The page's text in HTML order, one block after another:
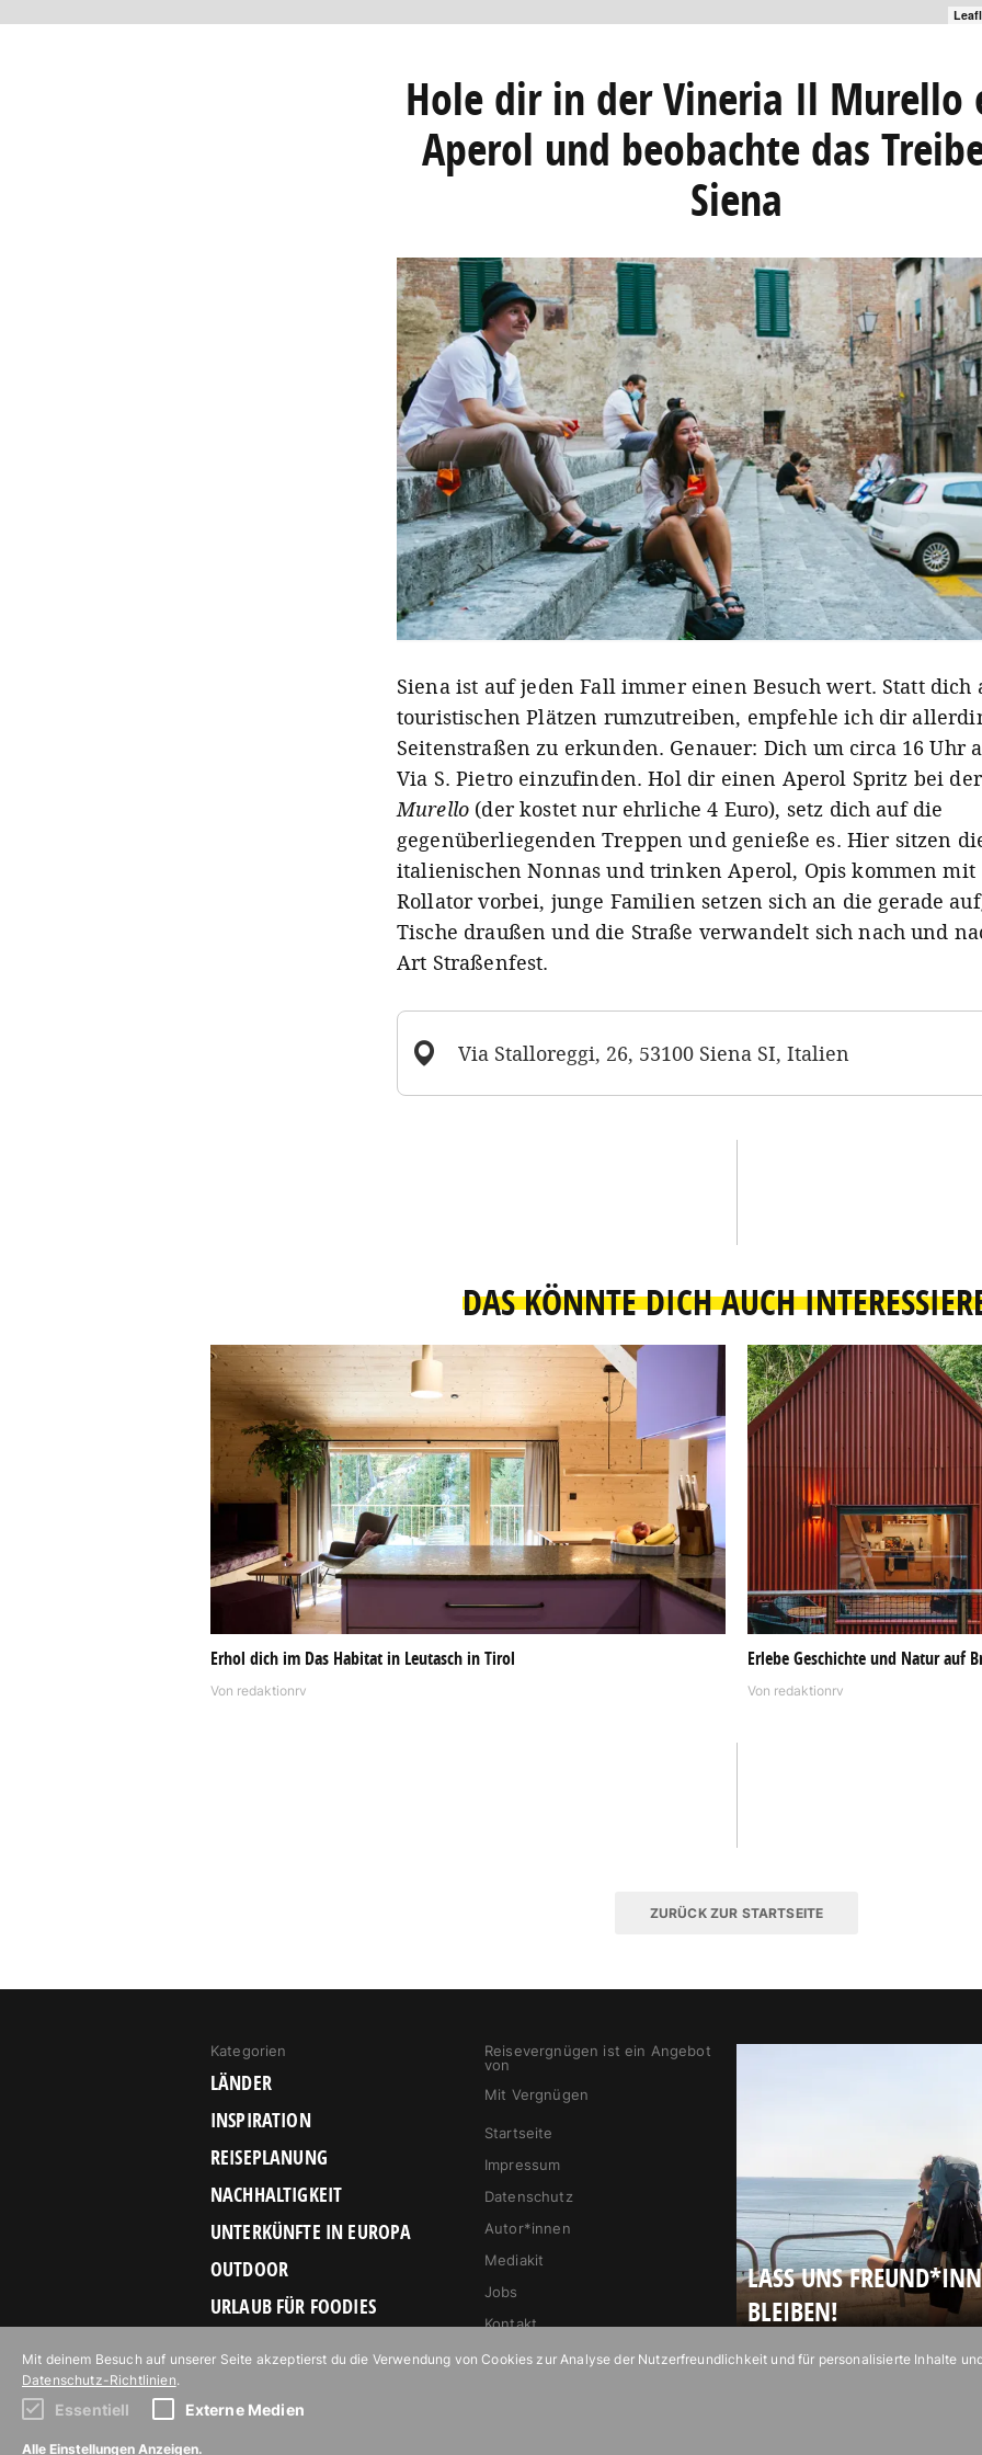
Hole dir in der Vineria Il Murello
Aperol und beobachte das
Siena
Siena ist auf jeden Fall immer einen Besuch wert. Statt dich
touristischen Plätzen rumzutreiben, empfehle ich dir
Seitenstraßen zu erkunden. Genauer: Dich um circa 16 Uhr
Via S. Pietro einzufinden. Hol dir einen Aperol Spritz bei
Murello (der kostet nur ehrliche 4 Euro), setz dich auf die
gegenüberliegenden Treppen und genieße es. Hier sitzen
italienischen Nonnas und trinken Aperol, Opis kommen mit
Rollator vorbei, junge Familien setzen sich an die gerade
Tische draußen und die Straße verwandelt sich nach und
Art Straßenfest.
Via Stalloreggi, 26, 53100 Siena SI, Italien
DAS KÖNNTE DICH AUCH
Erhol dich im Das Habitat in Leutasch in Tirol
Von redaktionrv
Erlebe Geschichte und Natur auf
Von redaktionrv
ZURÜCK ZUR STARTSEITE
Kategorien
LÄNDER
INSPIRATION
REISEPLANUNG
NACHHALTIGKEIT
UNTERKÜNFTE IN EUROPA
OUTDOOR
URLAUB FÜR FOODIES
Reisevergnügen ist ein Angebot
von
Mit Vergnügen
Startseite
Impressum
Datenschutz
Autor*innen
Mediakit
Jobs
Kontakt
LASS UNS
BLEIBEN!
Abonniere unseren Newsletter!
Mit deinem Besuch auf unserer Seite akzeptierst du die Verwendung von Cookies zur Analyse der Nutzerfreundlichkeit und für personalisierte Inhalte
Datenschutz-Richtlinien.
Essentiell Externe Medien
Alle Einstellungen Anzeigen.